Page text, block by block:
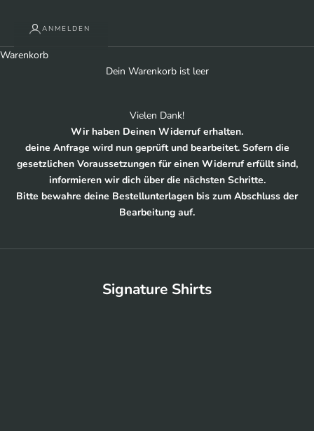
ANMELDEN
Warenkorb
Dein Warenkorb ist leer
Vielen Dank!
Wir haben Deinen Widerruf erhalten.
deine Anfrage wird nun geprüft und bearbeitet. Sofern die
gesetzlichen Voraussetzungen für einen Widerruf erfüllt sind,
informieren wir dich über die nächsten Schritte.
Bitte bewahre deine Bestellunterlagen bis zum Abschluss der
Bearbeitung auf.
Signature Shirts